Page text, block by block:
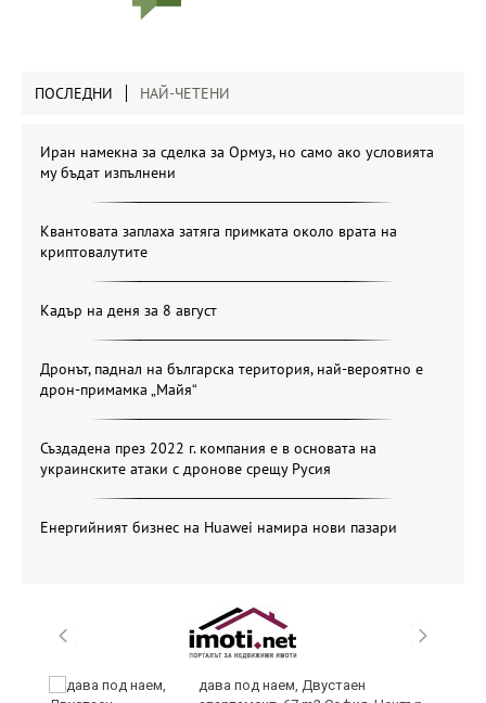
ПОСЛЕДНИ НАЙ-ЧЕТЕНИ
Иран намекна за сделка за Ормуз, но само ако условията
му бъдат изпълнени
Квантовата заплаха затяга примката около врата на
криптовалутите
Кадър на деня за 8 август
Дронът, паднал на българска територия, най-вероятно е
дрон-примамка „Майя“
Създадена през 2022 г. компания е в основата на
украинските атаки с дронове срещу Русия
Енергийният бизнес на Huawei намира нови пазари
дава под наем, Двустаен